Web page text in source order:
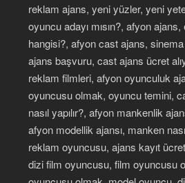
reklam ajans, yeni yüzler, yeni
oyuncu adayı mısın?, afyon
hangisi?, afyon cast ajans,
ajans başvuru, cast ajans ücret
reklam filmleri, afyon oyunculuk
oyuncusu olmak, oyuncu temini,
nasıl yapılır?, afyon mankenlik
afyon modellik ajansı, manken
reklam oyuncusu, ajans kayıt
dizi film oyuncusu, film oyuncusu